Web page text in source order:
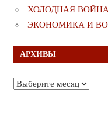
ХОЛОДНАЯ
ЭКОНОМИКА И
АРХИВЫ
Архивы